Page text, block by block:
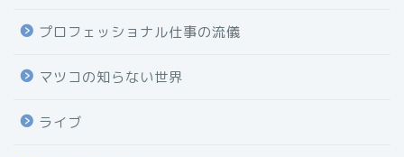
プロフェッショナル仕事の流儀
マツコの知らない世界
ライブ